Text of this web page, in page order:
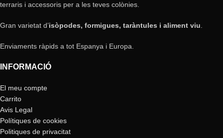
terraris i accessoris per a les teves colònies.
Gran varietat d’isòpodes, formigues, taràntules i aliment viu
Enviaments ràpids a tot Espanya i Europa.
INFORMACIÓ
El meu compte
Carrito
Avis Legal
Polítiques de cookies
Politiques de privacitat